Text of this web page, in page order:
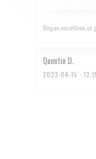
Repas excellent
Quentin D
2023-04-15 -